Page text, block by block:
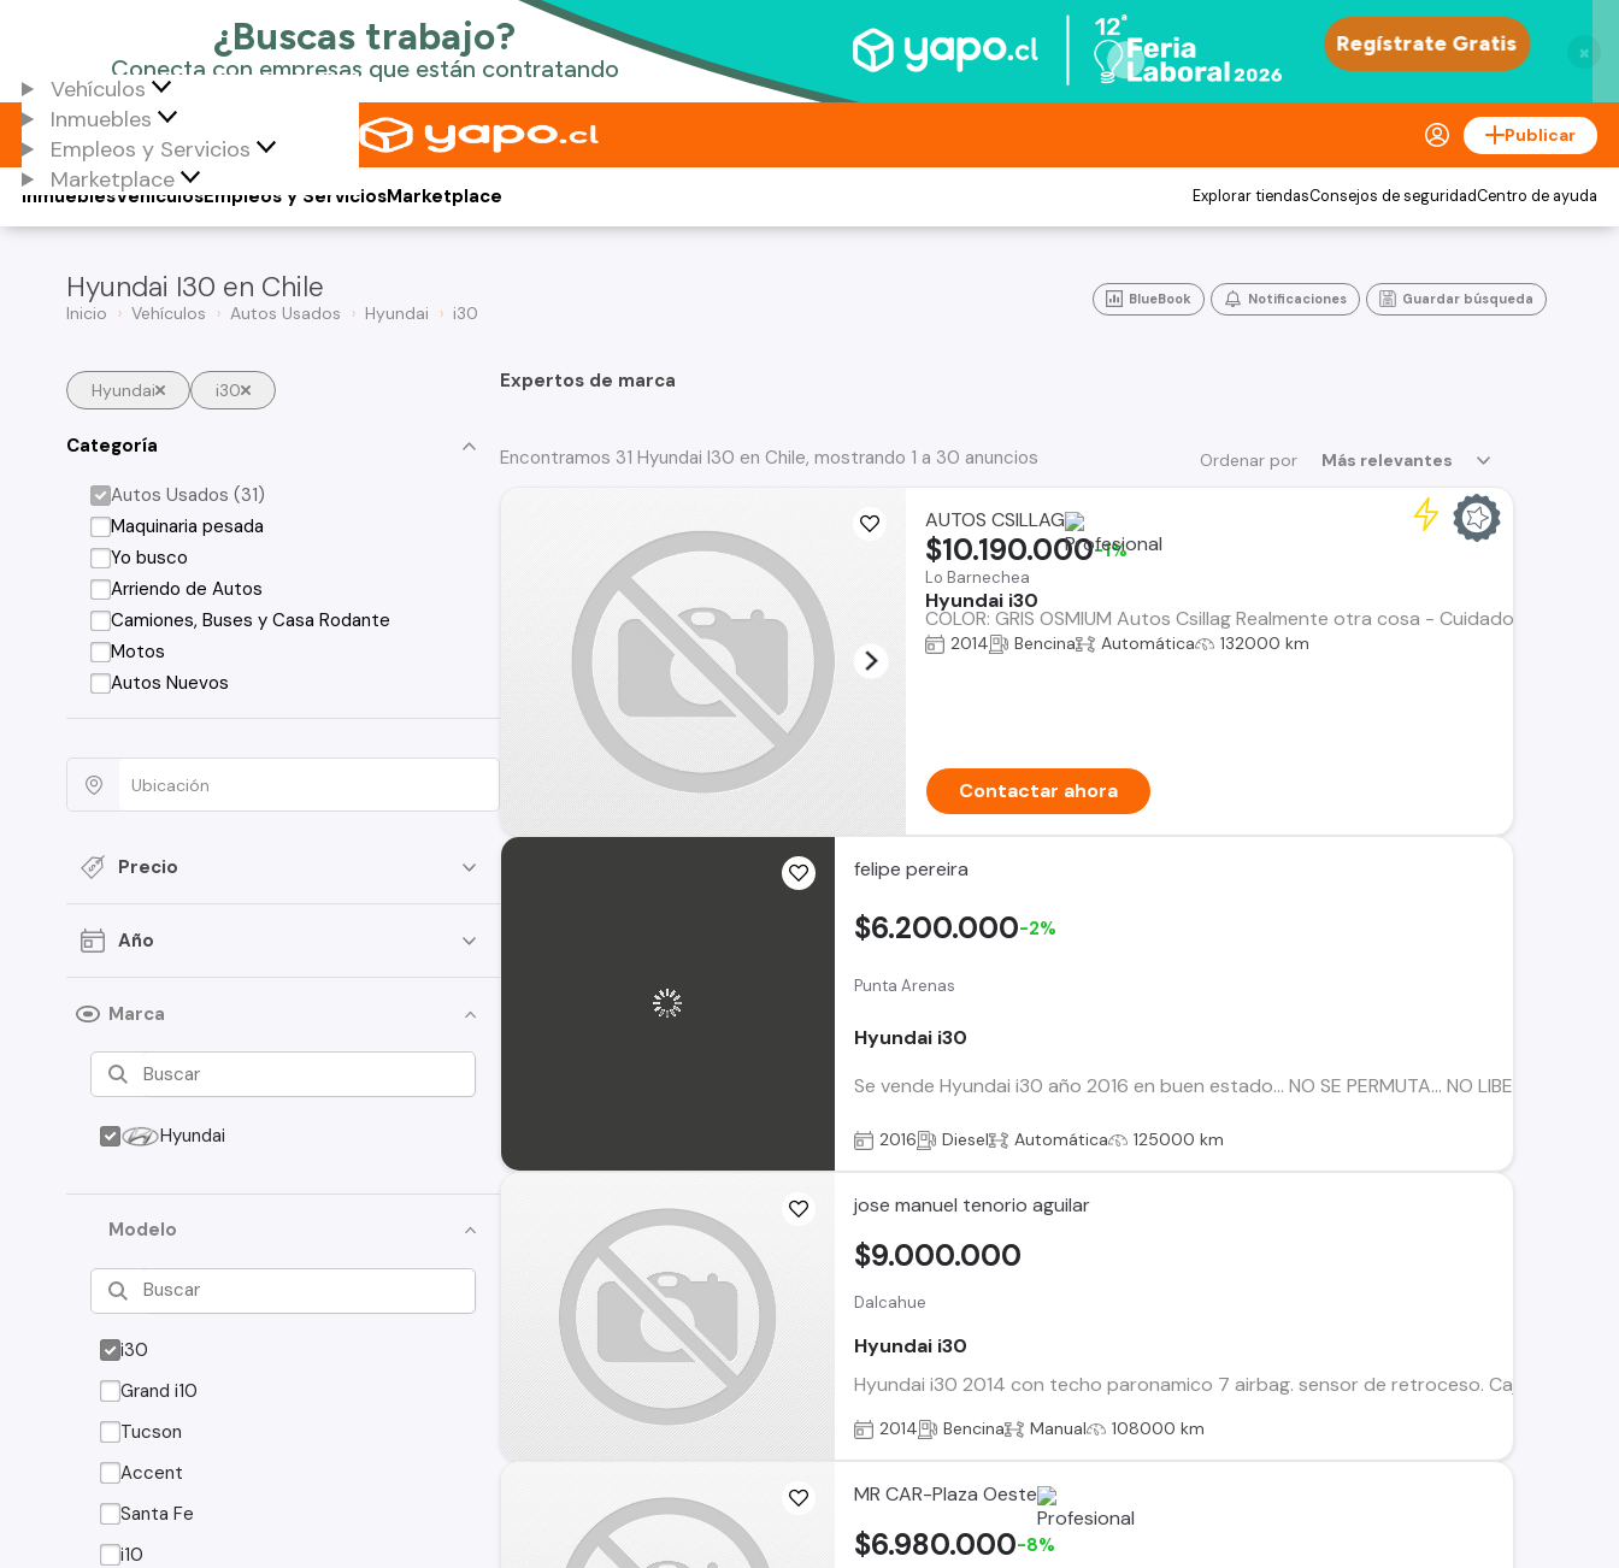
×
Vehículos
Inmuebles
Empleos y Servicios
Marketplace
Publicar
Vehículos
Inmuebles Empleos y ServiciosMarketplace Explorar tiendasConsejos de seguridadCentro de ayuda
Hyundai I30 en Chile
Inicio Vehículos Autos Usados Hyundai i30
BlueBook Notificaciones Guardar búsqueda
Hyundai i30
Categoría
Autos Usados (31)
Maquinaria pesada
Yo busco
Arriendo de Autos
Camiones, Buses y Casa Rodante
Motos
Autos Nuevos
Precio
Año
Marca
Hyundai
Modelo
i30
Grand i10
Tucson
Accent
Santa Fe
i10
Expertos de marca
Ordenar por Más relevantes
Encontramos 31 Hyundai I30 en Chile, mostrando 1 a 30 anuncios
AUTOS CSILLAG
Lo Barnechea
Hyundai i30
COLOR: GRIS OSMIUM Autos Csillag Realmente otra cosa - Cuidado
$10.190.000-1%
2014 Bencina Automática 132000 km
Contactar ahora
felipe pereira
Punta Arenas
Hyundai i30
Se vende Hyundai i30 año 2016 en buen estado… NO SE PERMUTA… NO LIBERADO…
$6.200.000-2%
2016 Diesel Automática 125000 km
jose manuel tenorio aguilar
Dalcahue
Hyundai i30
Hyundai i30 2014 con techo paronamico 7 airbag. sensor de retroceso. Caja sexta.
$9.000.000
2014 Bencina Manual 108000 km
MR CAR-Plaza Oeste
$6.980.000-8%